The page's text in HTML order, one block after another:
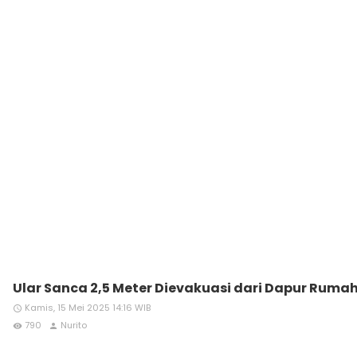
Ular Sanca 2,5 Meter Dievakuasi dari Dapur
access_time Kamis, 15 Mei 2025 14:16 WIB
remove_red_eye 790 person Nurito